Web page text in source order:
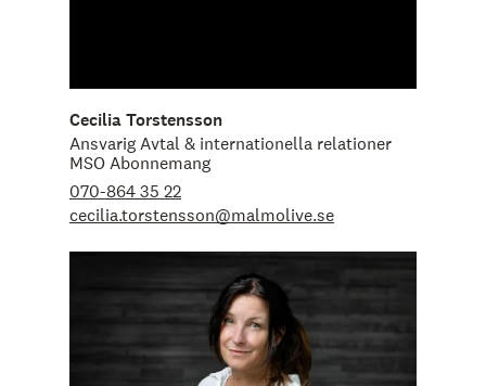
Cecilia Torstensson
Ansvarig Avtal & internationella relationer
MSO Abonnemang
070-864 35 22
cecilia.torstensson@malmolive.se